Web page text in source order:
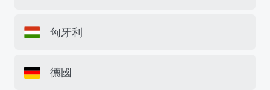
匈牙利
德國